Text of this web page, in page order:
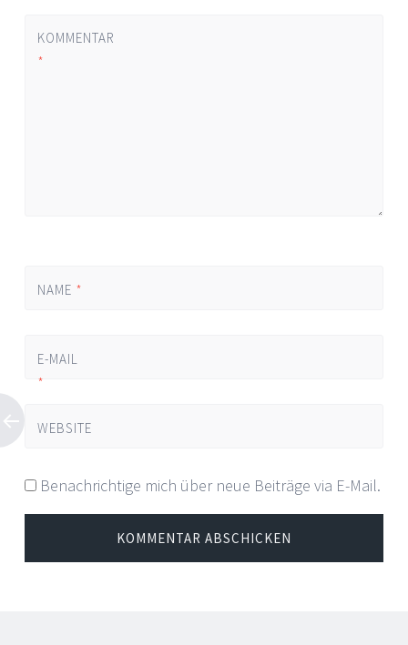
KOMMENTAR
*
NAME *
E-MAIL
*
WEBSITE
Benachrichtige mich über neue Beiträge via E-Mail.